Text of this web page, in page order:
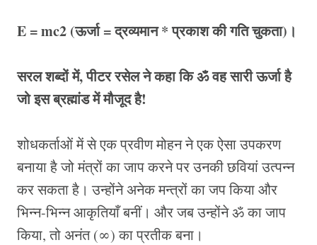
E = mc2 (ऊर्जा = द्रव्यमान * प्रकाश की गति चुकता)।
सरल शब्दों में, पीटर रसेल ने कहा कि ॐ वह सारी ऊर्जा है
जो इस ब्रह्मांड में मौजूद है!
शोधकर्ताओं में से एक प्रवीण मोहन ने एक ऐसा उपकरण
बनाया है जो मंत्रों का जाप करने पर उनकी छवियां उत्पन्न
कर सकता है। उन्होंने अनेक मन्त्रों का जप किया और
भिन्न-भिन्न आकृतियाँ बनीं। और जब उन्होंने ॐ का जाप
किया, तो अनंत (∞) का प्रतीक बना।